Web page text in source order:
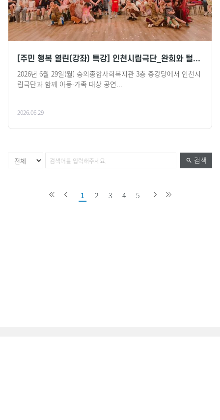
[주민 행복 열린(강좌) 특강] 인천시립극단_완희와 털...
2026년 6월 29일(월) 숭의종합사회복지관 3층 중강당에서 인천시
립극단과 함께 아동·가족 대상 공연...
2026.06.29
검색
1 2 3 4 5